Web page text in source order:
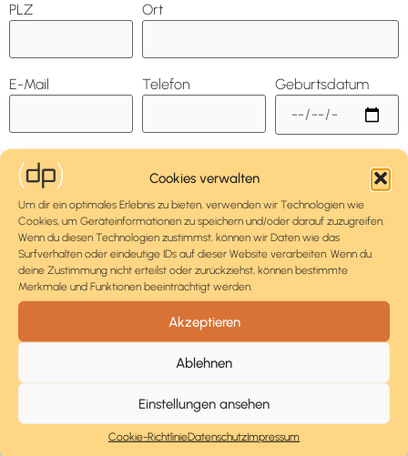
Cookies verwalten
Um dir ein optimales Erlebnis zu bieten, verwenden wir Technologien wie
Cookies, um Geräteinformationen zu speichern und/oder darauf zuzugreifen.
Wenn du diesen Technologien zustimmst, können wir Daten wie das
Surfverhalten oder eindeutige IDs auf dieser Website verarbeiten. Wenn du
deine Zustimmung nicht erteilst oder zurückziehst, können bestimmte
Merkmale und Funktionen beeinträchtigt werden.
Akzeptieren
Ablehnen
Einstellungen ansehen
Cookie-RichtlinieDatenschutzImpressum
PLZ Ort
E-Mail Telefon Geburtsdatum
Logindaten
Lege hier Deine Zugangsdaten fest.
Benutzername Passwort (min. 8 Zeichen)
ZWANZIG-NEUN-FÜNF Essen
GmbH
Hiermit bestätige ich, dass ich dem Kooperationspartner
ZWANZIG-NEUN-FÜNF Essen GmbHangeschlossen bin.